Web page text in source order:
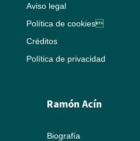
Aviso legal
Política de cookies
Créditos
Política de privacidad
Ramón Acín
Biografía